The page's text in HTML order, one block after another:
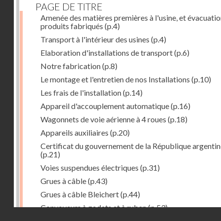
PAGE DE TITRE
Amenée des matières premières à l'usine, et
produits fabriqués (p.4)
Transport à l'intérieur des usines (p.4)
Elaboration d'installations de transport(p.6)
Notre fabrication(p.8)
Le montage et l'entretien de nos Installations (p.10)
Les frais de l'installation(p.14)
Appareil d'accouplement automatique(p.16)
Wagonnets de voie aérienne à 4 roues (p.18)
Appareils auxiliaires (p.20)
Certificat du gouvernement de la République
(p.21)
Voies suspendues électriques (p.31)
Grues à câble(p.43)
Grues à câble Bleichert(p.44)
Convoyeurs à godets et à ruban(p.53)